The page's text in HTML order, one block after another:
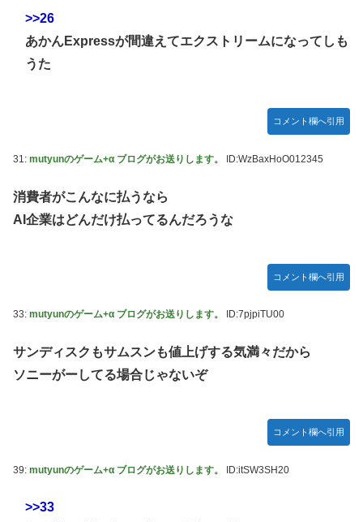
>>26
あかんExpressが間違えてエクストリームになってしも
うた
コメント欄へ引用
31: mutyunのゲーム+α ブログがお送りします。 ID:WzBaxHoO012345
消費者がこんなに払うなら
AI企業はどんだけ払ってるんだろうな
コメント欄へ引用
33: mutyunのゲーム+α ブログがお送りします。 ID:7pjpiTU00
サンディスクもサムスンも値上げする気満々だから
ソニーがーしてる場合じゃないぞ
コメント欄へ引用
39: mutyunのゲーム+α ブログがお送りします。 ID:itSW3SH20
>>33